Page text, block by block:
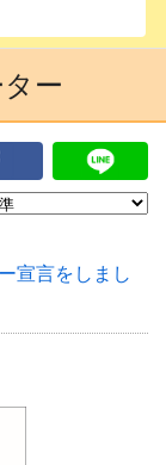
ー
宣言をしまし